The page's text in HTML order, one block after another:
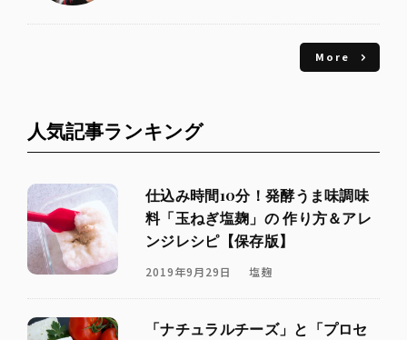
More
人気記事ランキング
仕込み時間10分！発酵うま味調味
料「玉ねぎ塩麹」の 作り方＆アレ
ンジレシピ【保存版】
2019年9月29日 塩麹
「ナチュラルチーズ」と「プロセ